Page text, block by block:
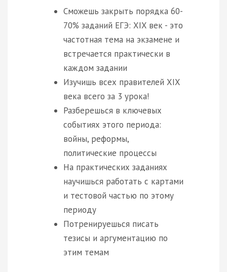
Сможешь закрыть порядка 60-
70% заданий ЕГЭ: XIX век - это
частотная тема на экзамене и
встречается практически в
каждом задании
Изучишь всех правителей XIX
века всего за 3 урока!
Разберешься в ключевых
событиях этого периода:
войны, реформы,
политические процессы
На практических заданиях
научишься работать с картами
и тестовой частью по этому
периоду
Потренируешься писать
тезисы и аргументацию по
этим темам